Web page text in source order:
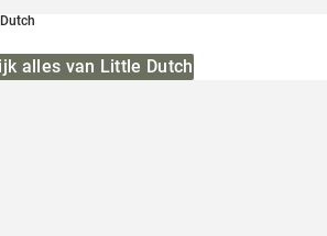
alles van Little Dutch